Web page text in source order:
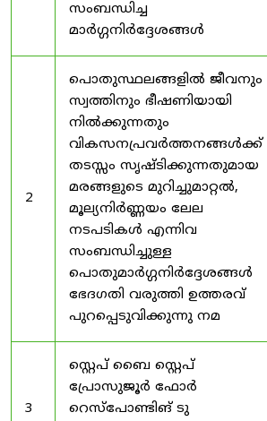
സംബന്ധിച്ച
മാർഗ്ഗനിർദ്ദേശങ്ങൾ
2
പൊതുസ്ഥലങ്ങളിൽ ജീവനും
സ്വത്തിനും ഭീഷണിയായി
നിൽക്കുന്നതും
വികസനപ്രവർത്തനങ്ങൾക്ക്
തടസ്സം സൃഷ്ടിക്കുന്നതുമായ
മരങ്ങളുടെ മുറിച്ചുമാറ്റൽ,
മൂല്യനിർണ്ണയം ലേല
നടപടികൾ എന്നിവ
സംബന്ധിച്ചുള്ള
പൊതുമാർഗ്ഗനിർദ്ദേശങ്ങൾ
ഭേദഗതി വരുത്തി ഉത്തരവ്
പുറപ്പെടുവിക്കുന്നു നമ
3
സ്റ്റെപ് ബൈ സ്റ്റെപ്
പ്രോസുജൂർ ഫോർ
റെസ്‌പോണ്ടിങ് ടു